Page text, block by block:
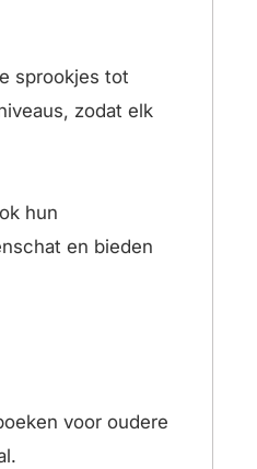
sprookjes tot
zodat elk
hun
en bieden
voor oudere